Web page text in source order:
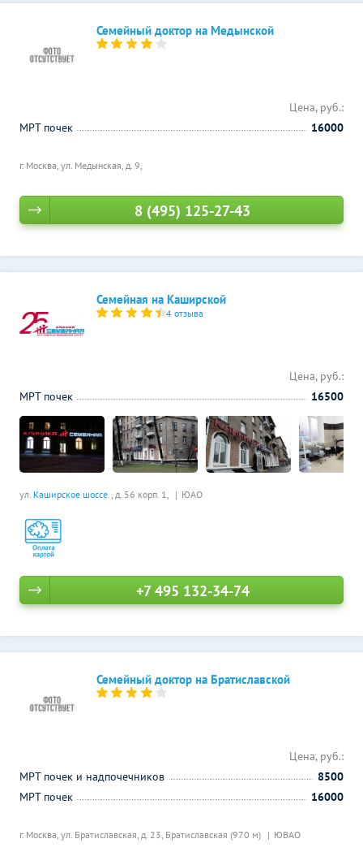
Семейный доктор на Медынской
г. Москва, ул. Медынская, д. 9,
Цена, руб.:
МРТ почек
16000
8 (495) 125-27-43
Семейная на Каширской
4 отзыва
ул. Каширское шоссе., д. 56 корп. 1, ЮАО
Цена, руб.:
МРТ почек
16500
+7 495 132-34-74
Семейный доктор на Братиславской
г. Москва, ул. Братиславская, д. 23, Братиславская (970 м) ЮВАО
Цена, руб.:
МРТ почек и надпочечников
8500
МРТ почек
16000